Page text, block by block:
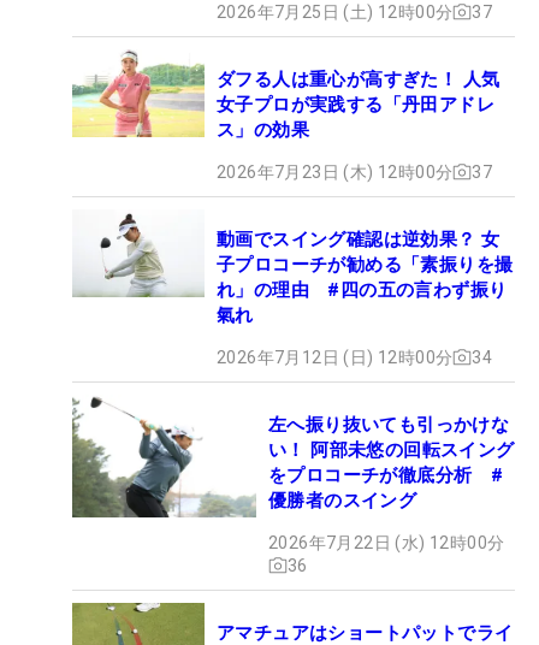
2026年7月25日 (土) 12時00分 37
ダフる人は重心が高すぎた！ 人気
女子プロが実践する「丹田アドレ
ス」の効果
2026年7月23日 (木) 12時00分 37
動画でスイング確認は逆効果？ 女
子プロコーチが勧める「素振りを撮
れ」の理由 #四の五の言わず振り
氣れ
2026年7月12日 (日) 12時00分 34
左へ振り抜いても引っかけな
い！ 阿部未悠の回転スイング
をプロコーチが徹底分析 #
優勝者のスイング
2026年7月22日 (水) 12時00分
36
アマチュアはショートパットでライ